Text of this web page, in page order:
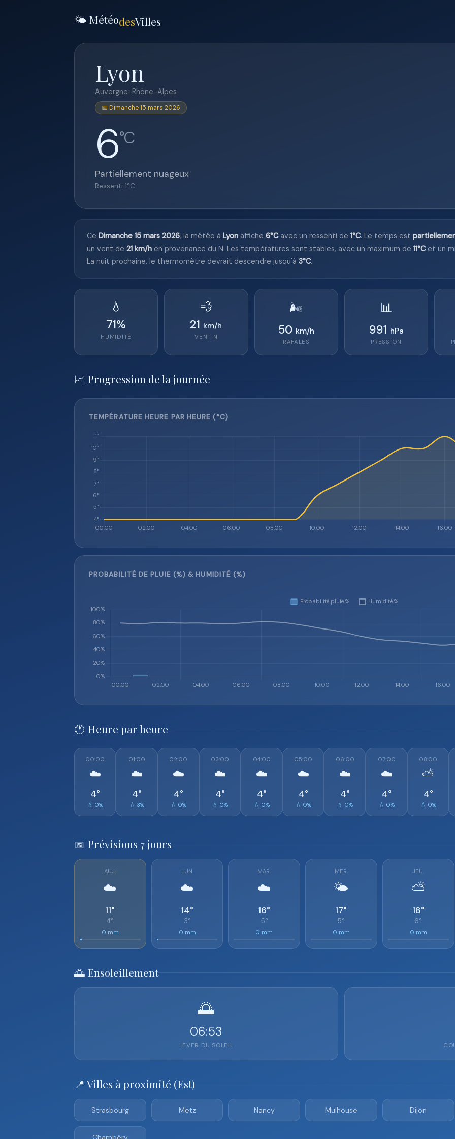
🌤️ MétéodesVilles
Lyon
Auvergne-Rhône-Alpes
📅 Dimanche 15 mars 2026
6°C
Partiellement nuageux
Ressenti 1°C
Ce Dimanche 15 mars 2026, la météo à Lyon affiche 6°Cavec un ressenti de 1°C. Le temps est
un vent de 21 km/h en provenance du N. Les températures sont stables, avec un maximum de 11°Cet un
La nuit prochaine, le thermomètre devrait descendre jusqu'à 3°C.
💧
71%
HUMIDITÉ
💨
21 km/h
VENT N
🌬️
50 km/h
RAFALES
📊
991 hPa
PRESSION
📈 Progression de la journée
TEMPÉRATURE HEURE PAR HEURE (°C)
PROBABILITÉ DE PLUIE (%) & HUMIDITÉ (%)
🕐 Heure par heure
00:00
☁️
4°
💧 0%
01:00
☁️
4°
💧 3%
02:00
☁️
4°
💧 0%
03:00
☁️
4°
💧 0%
04:00
☁️
4°
💧 0%
05:00
☁️
4°
💧 0%
06:00
☁️
4°
💧 0%
07:00
☁️
4°
💧 0%
08:00
⛅
4°
💧 0%
📅 Prévisions 7 jours
AUJ.
☁️
11°
4°
0 mm
LUN.
☁️
14°
3°
0 mm
MAR.
☁️
16°
5°
0 mm
MER.
🌤️
17°
5°
0 mm
JEU.
⛅
18°
6°
0 mm
🌅 Ensoleillement
🌅
06:53
LEVER DU SOLEIL
📍 Villes à proximité (Est)
Strasbourg Metz Nancy Mulhouse Dijon